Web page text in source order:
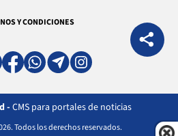
Y CONDICIONES
-CMS para portales de noticias
Todos los derechos reservados.